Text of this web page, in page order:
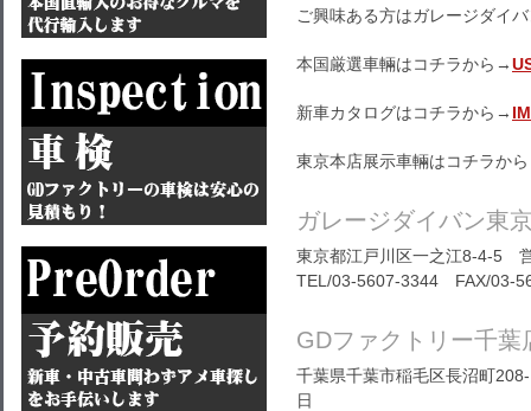
ご興味ある方はガレージダイ
本国厳選車輛はコチラから→
新車カタログはコチラから→
東京本店展示車輛はコチラか
ガレージダイバン東
東京都江戸川区一之江8-4-5
TEL/03-5607-3344 FAX/03-
GDファクトリー千葉
千葉県千葉市稲毛区長沼町
日